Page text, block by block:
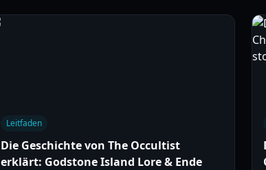
Leitfaden
Die Geschichte von The Occultist
erklärt: Godstone Island Lore & Ende